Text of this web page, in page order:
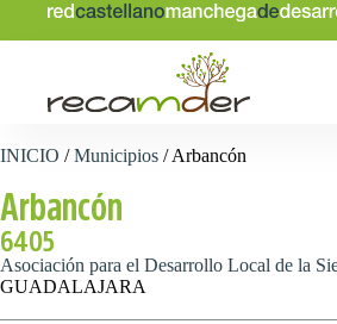
INICIO /Municipios /Arbancón
Arbancón
6405
Asociación para el Desarrollo Local de la
GUADALAJARA